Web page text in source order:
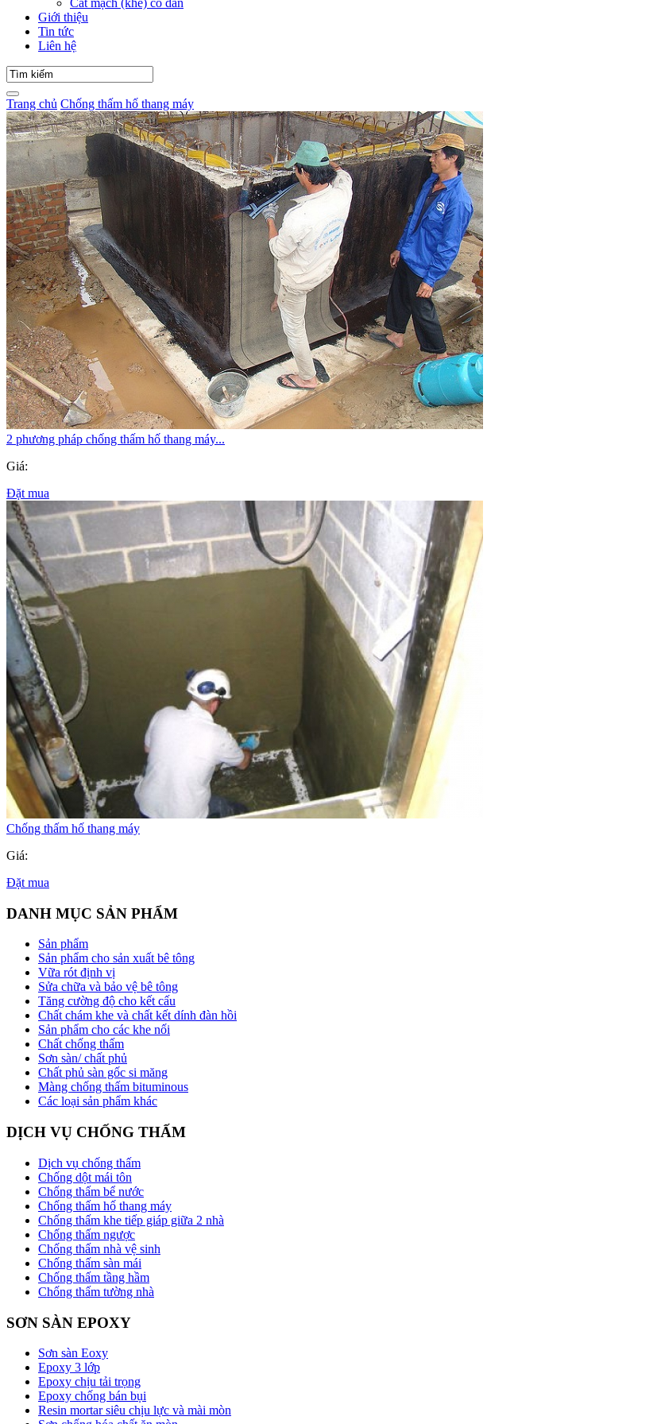
Cắt mạch (khe) co dãn
Giới thiệu
Tin tức
Liên hệ
Trang chủ Chống thấm hố thang máy
2 phương pháp chống thấm hố thang máy...
Giá:
Đặt mua
Chống thấm hố thang máy
Giá:
Đặt mua
DANH MỤC SẢN PHẨM
Sản phẩm
Sản phẩm cho sản xuất bê tông
Vữa rót định vị
Sửa chữa và bảo vệ bê tông
Tăng cường độ cho kết cấu
Chất chám khe và chất kết dính đàn hồi
Sản phẩm cho các khe nối
Chất chống thấm
Sơn sàn/ chất phủ
Chất phủ sàn gốc si măng
Màng chống thấm bituminous
Các loại sản phẩm khác
DỊCH VỤ CHỐNG THẤM
Dịch vụ chống thấm
Chống dột mái tôn
Chống thấm bể nước
Chống thấm hố thang máy
Chống thấm khe tiếp giáp giữa 2 nhà
Chống thấm ngược
Chống thấm nhà vệ sinh
Chống thấm sàn mái
Chống thấm tầng hầm
Chống thấm tường nhà
SƠN SÀN EPOXY
Sơn sàn Eoxy
Epoxy 3 lớp
Epoxy chịu tải trọng
Epoxy chống bán bụi
Resin mortar siêu chịu lực và mài mòn